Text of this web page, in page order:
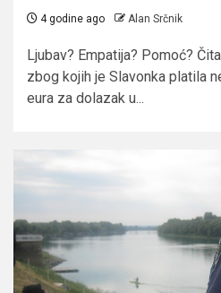
4 godine ago Alan Srčnik
Ljubav? Empatija? Pomoć?
zbog kojih je Slavonka platila
eura za dolazak u...